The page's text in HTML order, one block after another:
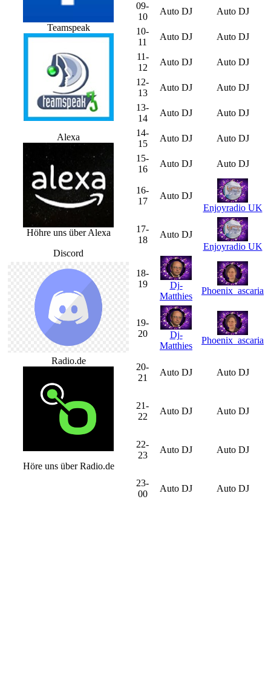
Teamspeak
Alexa
Höhre uns über Alexa
Discord
Radio.de
Höre uns über Radio.de
09-
10
Auto DJ
Auto DJ
10-
11
Auto DJ
Auto DJ
11-
12
Auto DJ
Auto DJ
12-
13
Auto DJ
Auto DJ
13-
14
Auto DJ
Auto DJ
14-
15
Auto DJ
Auto DJ
15-
16
Auto DJ Auto DJ
16-
17
Auto DJ
Enjoyradio UK
17-
18
Auto DJ
Enjoyradio UK
18-
19
Dj-
Matthies
Phoenix_ascaria
19-
20
Dj-
Matthies
Phoenix_ascaria
20-
21
Auto DJ Auto DJ
21-
22
Auto DJ Auto DJ
22-
23
Auto DJ Auto DJ
23-
00
Auto DJ Auto DJ